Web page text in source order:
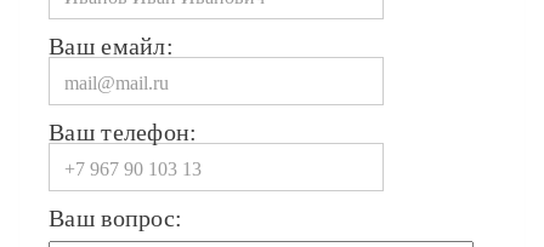
Ваш емайл:
Ваш телефон:
Ваш вопрос: